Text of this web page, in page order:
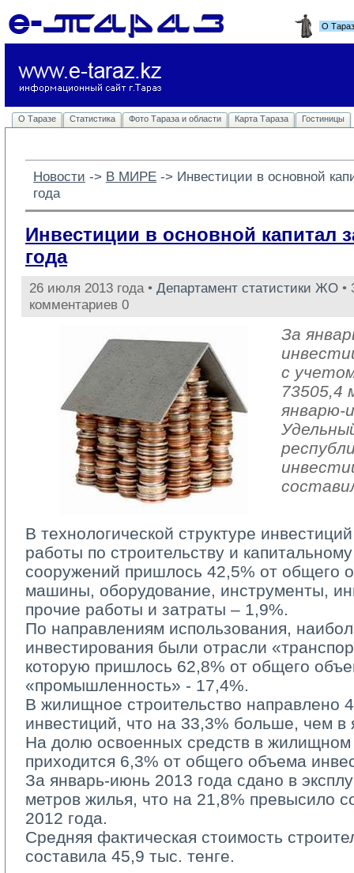
О
О Таразе Статистика Фото Тараза и области Карта Тараза Гостиницы
Новости -> В МИРЕ -> Инвестиции в основной
года
Инвестиции в основной капитал
года
26 июля 2013 года • Департамент статистики ЖО •
комментариев 0
За
с
73505,4
январю-
В технологической структуре
работы по строительству и
сооружений пришлось 42,5% от общего
машины, оборудование, инструменты,
прочие работы и затраты – 1,9%.
По направлениям использования,
инвестирования были отрасли
которую пришлось 62,8% от общего
«промышленность» - 17,4%.
В жилищное строительство направлено
инвестиций, что на 33,3% больше, чем в
На долю освоенных средств в жилищном
приходится 6,3% от общего объема
За январь-июнь 2013 года сдано в
метров жилья, что на 21,8% превысило
2012 года.
Средняя фактическая стоимость
составила 45,9 тыс. тенге.